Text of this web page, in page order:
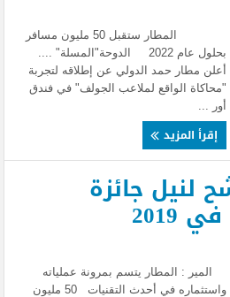
المطار ستقبل 50 مليون مسافر
بحلول عام 2022 الدوحة"المسلة" ....
أعلن مطار حمد الدولي عن إطلاقه لتجربة
"محاكاة الواقع لملاعب الجولف" في فندق
أور ...
إقرأ المزيد
لنيل جائزة
المير : المطار يتسم بمرونة عملياته
واستثماره في أحدث التقنيات 50 مليون